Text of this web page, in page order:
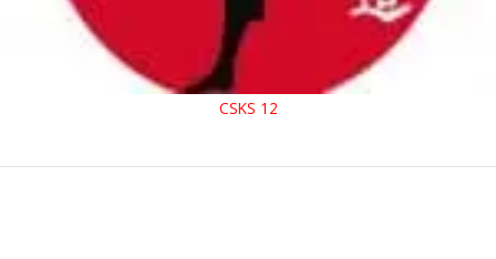
CSKS 12